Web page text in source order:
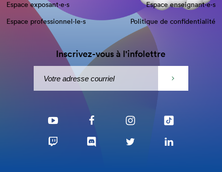
Espace exposant·e⋅s
Espace enseignant·e⋅s
Espace professionnel·le⋅s
Politique de confidentialité
Inscrivez-vous à l'infolettre